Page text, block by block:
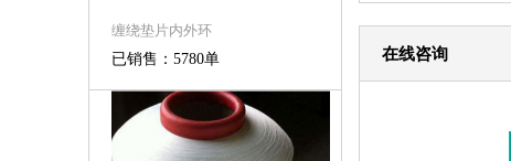
缠绕垫片内外环
已销售：5780单
在线咨询